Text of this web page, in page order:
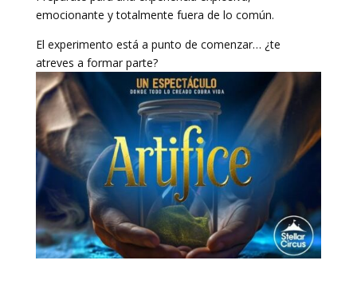
emocionante y totalmente fuera de lo común.
El experimento está a punto de comenzar… ¿te
atreves a formar parte?